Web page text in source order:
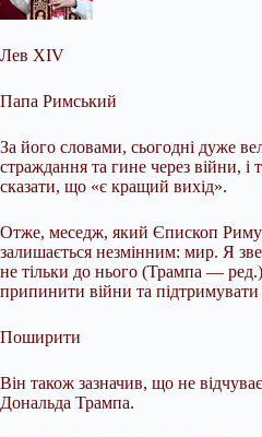
Лев XIV
Папа Римський
За його словами, сьогодні дуже
страждання та гине через війни, і
сказати, що «є кращий вихід».
Отже, меседж, який Єпископ Риму
залишається незмінним: мир. Я
не тільки до нього (Трампа —
припинити війни та
Поширити
Він також зазначив, що не
Дональда Трампа.